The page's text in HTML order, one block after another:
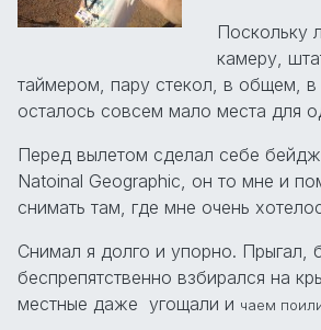
Поскольку
камеру,
таймером, пару стекол, в общем,
осталось совсем мало места для
Перед вылетом сделал себе
Natoinal Geographic, он то мне и
снимать там, где мне очень
Снимал я долго и упорно. Прыгал,
беспрепятственно взбирался на
местные даже угощали и чаем